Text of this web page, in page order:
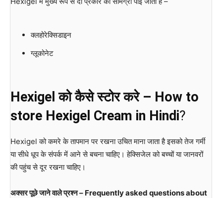
क्लहोरेक्सिडाइन
ग्लूकोनेट
Hexigel को कैसे स्टोर करे – How to
store Hexigel Cream in Hindi?
Hexigel को कमरे के तापमान पर रखना उचित माना जाता है इसको तेज गर्मी
या सीधे धूप के संपर्क में आने से बचना चाहिए। हेक्सिजेल को बच्चों या जानवरों
की पहुंच से दूर रखना चाहिए।
अक्सर पूछे जाने वाले प्रश्न – Frequently asked questions about